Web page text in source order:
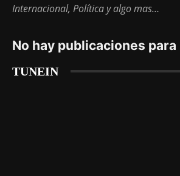
Internacional, Política y algo mas…
No hay publicaciones
TUNEIN